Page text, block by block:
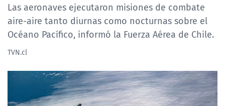
TVN PLAY
PROGRAMAS
TELESERIES
NTV
Las aeronaves ejecutaron misiones de combate
aire-aire tanto diurnas como nocturnas sobre el
Océano Pacífico, informó la Fuerza Aérea de Chile.
TVN.cl